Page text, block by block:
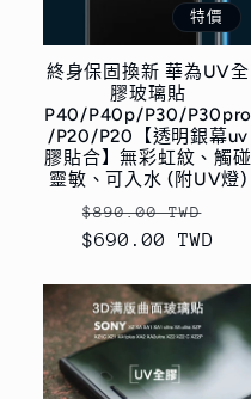
特價
終身保固換新 華為UV全
膠玻璃貼
P40/P40p/P30/P30pro
/P20/P20【透明銀幕uv
膠貼合】無彩虹紋、觸碰
靈敏、可入水 (附UV燈)
定
價
$890.00 TWD
$690.00 TWD